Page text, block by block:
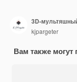
3D-
kjpargeter
Вам также могут